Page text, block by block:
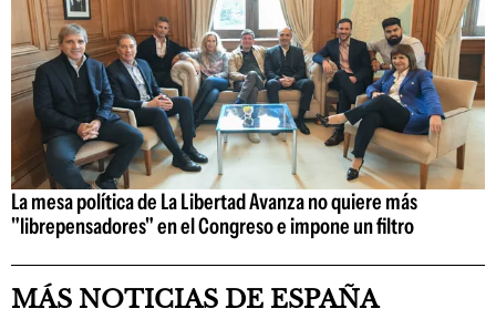
La mesa política de La Libertad Avanza no quiere más
"librepensadores" en el Congreso e impone un filtro
MÁS NOTICIAS DE ESPAÑA